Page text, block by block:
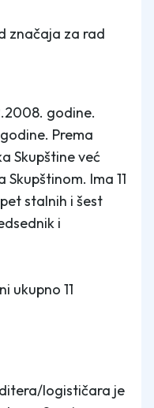
značaja za rad
godine.
Prema
Skupštine već
Ima 11
stalnih i šest
i
ukupno 11
logističara je